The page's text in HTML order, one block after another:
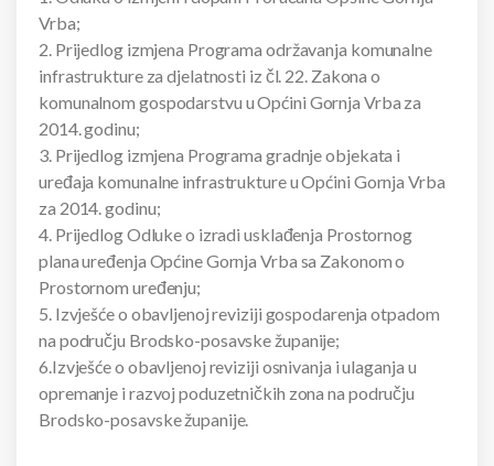
Vrba;
2. Prijedlog izmjena Programa održavanja komunalne
infrastrukture za djelatnosti iz čl. 22. Zakona o
komunalnom gospodarstvu u Općini Gornja Vrba za
2014. godinu;
3. Prijedlog izmjena Programa gradnje objekata i
uređaja komunalne infrastrukture u Općini Gornja Vrba
za 2014. godinu;
4. Prijedlog Odluke o izradi usklađenja Prostornog
plana uređenja Općine Gornja Vrba sa Zakonom o
Prostornom uređenju;
5. Izvješće o obavljenoj reviziji gospodarenja otpadom
na području Brodsko-posavske županije;
6.Izvješće o obavljenoj reviziji osnivanja i ulaganja u
opremanje i razvoj poduzetničkih zona na području
Brodsko-posavske županije.